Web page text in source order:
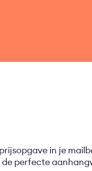
in je
perfecte